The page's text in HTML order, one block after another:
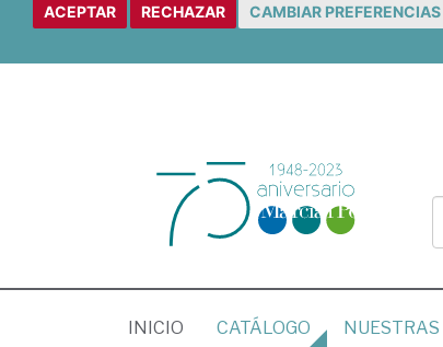
ACEPTAR RECHAZAR CAMBIAR PREFERENCIAS
INICIO (CURRENT)
CATÁLOGO NUESTRAS